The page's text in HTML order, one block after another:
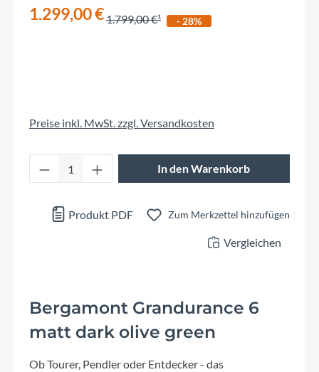
1.299,00 €1.799,00 € - 28%
Preise inkl. MwSt. zzgl. Versandkosten
Produkt Anzahl: Gib den gewünschten
In den Warenkorb
Produkt PDF Zum Merkzettel hinzufügen
Vergleichen
Bergamont Grandurance 6
matt dark olive green
Ob Tourer, Pendler oder Entdecker - das